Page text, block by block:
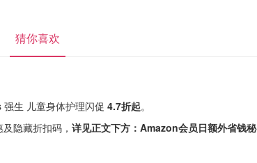
猜你喜欢
生 儿童身体护理闪促 4.7折起。
隐藏折扣码， 详见正文下方：Amazon会员日额外省钱秘